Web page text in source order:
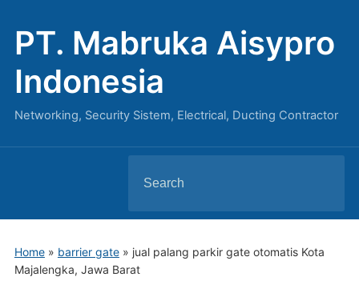
PT. Mabruka Aisypro
Indonesia
Networking, Security Sistem, Electrical, Ducting Contractor
for:
Home» barrier gate» jual palang parkir gate otomatis Kota
Majalengka, Jawa Barat